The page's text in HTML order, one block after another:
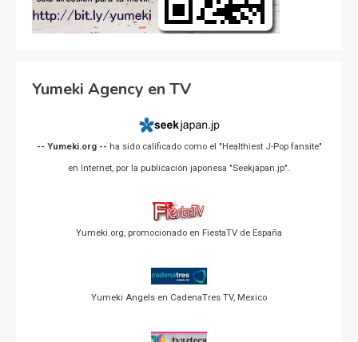
Yumeki Agency en TV
-- Yumeki.org -- ha sido calificado como el "Healthiest J-Pop fansite"
en Internet, por la publicación japonesa "Seekjapan.jp".
Yumeki.org, promocionado en FiestaTV de España
Yumeki Angels en CadenaTres TV, Mexico